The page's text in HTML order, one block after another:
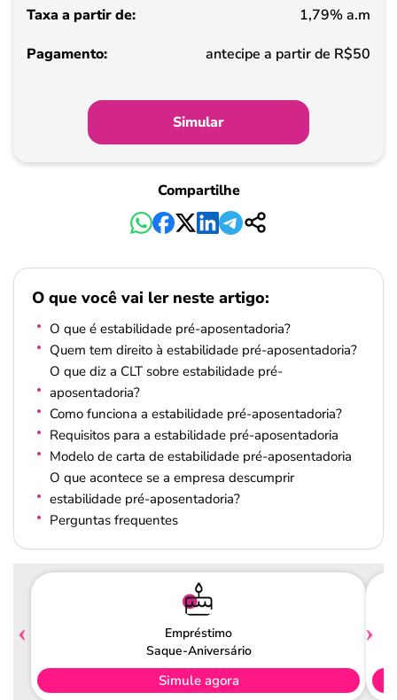
Pagamento
1,79% a.m
antecipe a partir de R$50
Simular
Compartilhe
O que você vai ler neste artigo:
O que é estabilidade pré-aposentadoria?
Quem tem direito à estabilidade pré-aposentadoria?
O que diz a CLT sobre estabilidade pré-
aposentadoria?
Como funciona a estabilidade pré-aposentadoria?
Requisitos para a estabilidade pré-aposentadoria
Modelo de carta de estabilidade pré-aposentadoria
O que acontece se a empresa descumprir
estabilidade pré-aposentadoria?
Perguntas frequentes
Empréstimo
Saque-Aniversário
Simule agora